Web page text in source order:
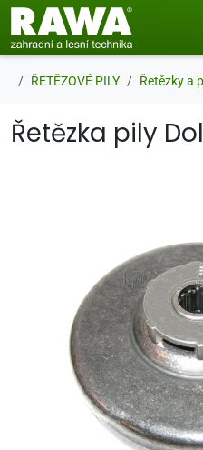
RAWA zahradní a lesní technika
ŘETĚZOVÉ PILY Řetězky a
Řetězka pily